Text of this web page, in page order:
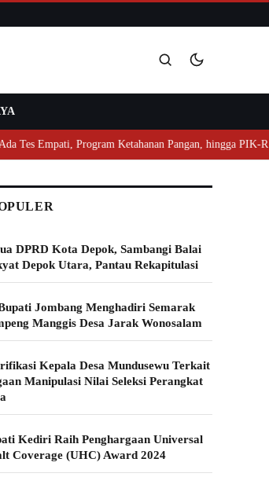
Empati, Program Ketahanan Pangan, hingga PIK-R
DPRD Kota Depok, Sambangi Balai
Depok Utara, Pantau Rekapitulasi
Jombang Menghadiri Semarak
Manggis Desa Jarak Wonosalam
Kepala Desa Mundusewu Terkait
Manipulasi Nilai Seleksi Perangkat
Kediri Raih Penghargaan Universal
Coverage (UHC) Award 2024